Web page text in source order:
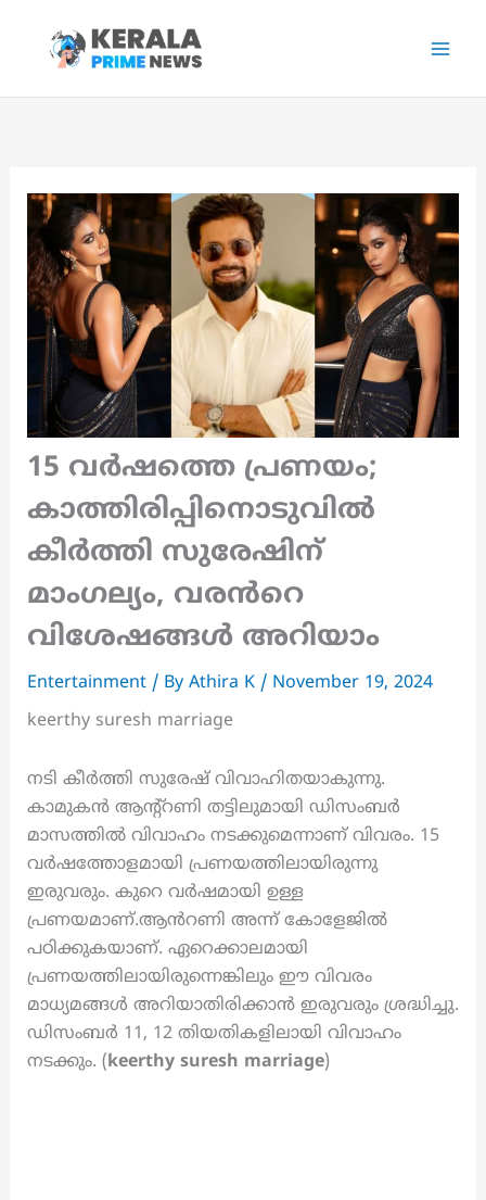
content
15 വർഷത്തെ പ്രണയം;
കാത്തിരിപ്പിനൊടുവിൽ
കീർത്തി സുരേഷിന്
മാംഗല്യം, വരൻറെ
വിശേഷങ്ങൾ അറിയാം
Entertainment/ By Athira K / November 19, 2024
keerthy suresh marriage
നടി കീർത്തി സുരേഷ് വിവാഹിതയാകുന്നു.
കാമുകൻ ആന്റ്റണി തട്ടിലുമായി ഡിസംബർ
മാസത്തിൽ വിവാഹം നടക്കുമെന്നാണ് വിവരം. 15
വർഷത്തോളമായി പ്രണയത്തിലായിരുന്നു
ഇരുവരും. കുറെ വർഷമായി ഉള്ള
പ്രണയമാണ്.ആൻറണി അന്ന് കോളേജിൽ
പഠിക്കുകയാണ്. ഏറെക്കാലമായി
പ്രണയത്തിലായിരുന്നെങ്കിലും ഈ വിവരം
മാധ്യമങ്ങൾ അറിയാതിരിക്കാൻ ഇരുവരും ശ്രദ്ധിച്ചു.
ഡിസംബർ 11, 12 തിയതികളിലായി വിവാഹം
നടക്കും. (keerthy suresh marriage)